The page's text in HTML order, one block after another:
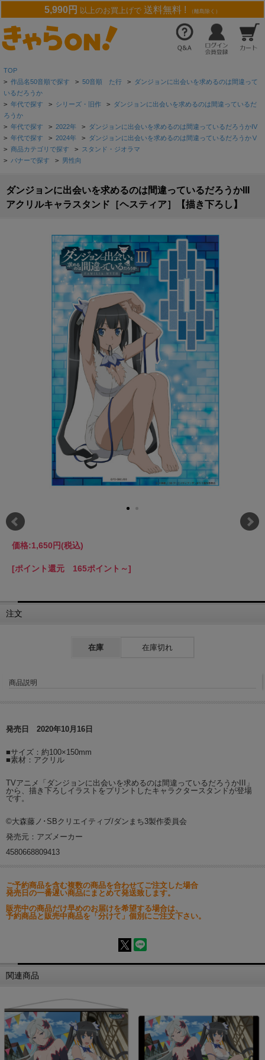
5,990円 以上のお買上げで 送料無料 ! （離島除く）
TOP
> 作品名50音順で探す > 50音順 た行 >
ダンジョンに出会いを求めるのは間違って
いるだろうか
> 年代で探す > シリーズ・旧作 >
ダンジョンに出会いを求めるのは間違っているだ
ろうか
> 年代で探す > 2022年 > ダンジョンに出会いを求めるのは間違っているだろうかIV
> 年代で探す > 2024年 > ダンジョンに出会いを求めるのは間違っているだろうかⅤ
> 商品カテゴリで探す > スタンド・ジオラマ
> バナーで探す > 男性向
ダンジョンに出会いを求めるのは間違っているだろうかIII
アクリルキャラスタンド［ヘスティア］【描き下ろし】
価格:1,650円(税込)
[ポイント還元 165ポイント～]
注文
在庫 在庫切れ
商品説明
発売日 2020年10月16日
■サイズ：約100×150mm
■素材：アクリル
TVアニメ「ダンジョンに出会いを求めるのは間違っているだろうかIII」
から、描き下ろしイラストをプリントしたキャラクタースタンドが登場
です。
©大森藤ノ･SBクリエイティブ/ダンまち3製作委員会
発売元：アズメーカー
4580668809413
ご予約商品を含む複数の商品を合わせてご注文した場合
発売日の一番遅い商品にまとめて発送致します。
販売中の商品だけ早めのお届けを希望する場合は、
予約商品と販売中商品を「分けて」個別にご注文下さい。
関連商品